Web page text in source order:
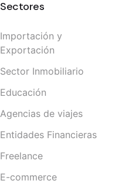
Sectores
Importación y
Exportación
Sector Inmobiliario
Educación
Agencias de viajes
Entidades Financieras
Freelance
E-commerce